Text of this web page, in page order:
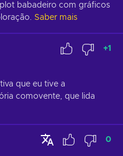
babadeiro com gráficos
Saber mais
+1
que eu tive a
comovente, que lida
0